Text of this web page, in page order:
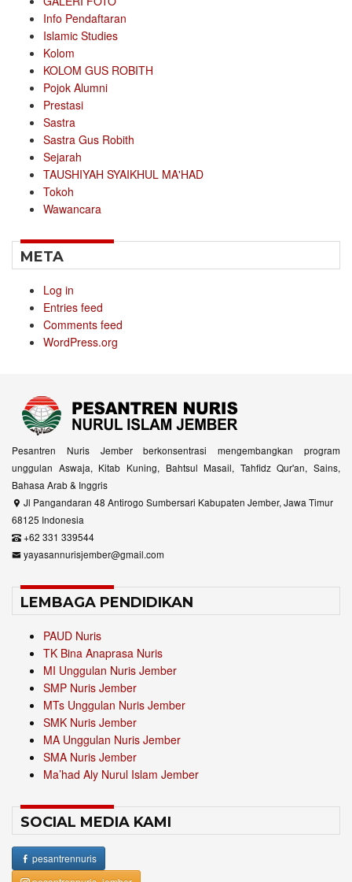
Info Pendaftaran
Islamic Studies
Kolom
KOLOM GUS ROBITH
Pojok Alumni
Prestasi
Sastra
Sastra Gus Robith
Sejarah
TAUSHIYAH SYAIKHUL MA'HAD
Tokoh
Wawancara
META
Log in
Entries feed
Comments feed
WordPress.org
Pesantren Nuris Jember berkonsentrasi mengembangkan program
unggulan Aswaja, Kitab Kuning, Bahtsul Masail, Tahfidz Qur'an, Sains,
Bahasa Arab & Inggris
Jl Pangandaran 48 Antirogo Sumbersari Kabupaten Jember, Jawa Timur
68125 Indonesia
+62 331 339544
yayasannurisjember@gmail.com
LEMBAGA PENDIDIKAN
PAUD Nuris
TK Bina Anaprasa Nuris
MI Unggulan Nuris Jember
SMP Nuris Jember
MTs Unggulan Nuris Jember
SMK Nuris Jember
MA Unggulan Nuris Jember
SMA Nuris Jember
Ma’had Aly Nurul Islam Jember
SOCIAL MEDIA KAMI
pesantrennuris